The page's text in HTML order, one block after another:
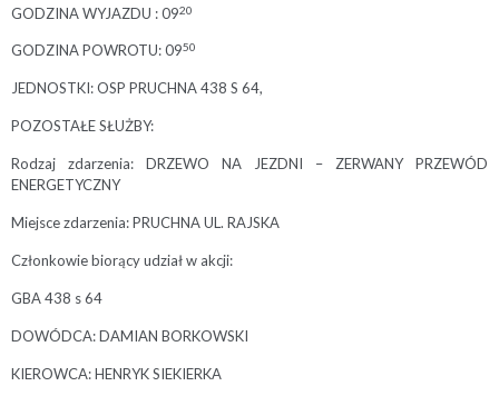
GODZINA WYJAZDU : 0920
GODZINA POWROTU: 0950
JEDNOSTKI: OSP PRUCHNA 438 S 64,
POZOSTAŁE SŁUŻBY:
Rodzaj zdarzenia: DRZEWO NA JEZDNI – ZERWANY PRZEWÓD
ENERGETYCZNY
Miejsce zdarzenia: PRUCHNA UL. RAJSKA
Członkowie biorący udział w akcji:
GBA 438 s 64
DOWÓDCA: DAMIAN BORKOWSKI
KIEROWCA: HENRYK SIEKIERKA